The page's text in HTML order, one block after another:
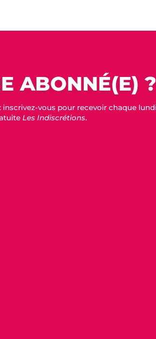
ABONNÉ(E) ?
vous pour recevoir chaque
Les Indiscrétions.